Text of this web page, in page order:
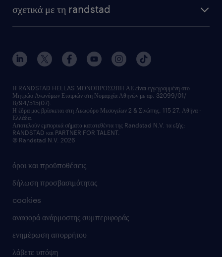
σχετικά με τη randstad
όροι και προϋποθέσεις
δήλωση προσβασιμότητας
cookies
αναφορά ανάρμοστης συμπεριφοράς
ενημέρωση απορρήτου
λάβετε υπόψη
Η RANDSTAD HELLAS ΜΟΝΟΠΡΟΣΩΠΗ ΑΕ είναι εγγεγραμμένη στο
Μητρώο Ανωνύμων Εταιριών στη Νομαρχία Αθηνών με αρ. 32099/01/
Β/94/515(07).
Η έδρα μας βρίσκεται στη Λεωφόρο Μεσογείων 2 & Σινώπης, 115 27, Αθήνα -
Ελλάδα.
Αποτελούν εμπορικά σήματα κατατεθέντα της Randstad N.V. τα εξής:
RANDSTAD και PARTNER FOR TALENT.
© Randstad N.V. 2026